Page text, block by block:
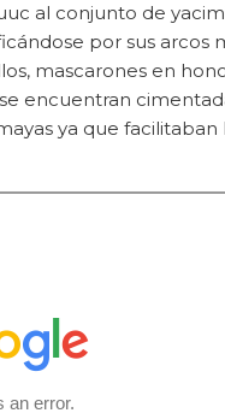
al conjunto de
por sus arcos
mascarones en
encuentran
ya que